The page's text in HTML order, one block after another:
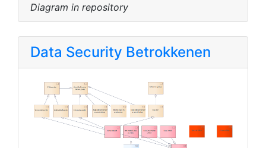
Diagram in repository
Data Security Betrokkenen